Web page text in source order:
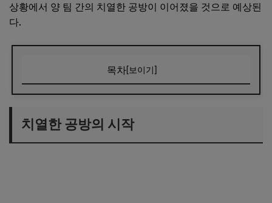
상황에서 양 팀 간의 치열한 공방이 이어졌을 것으로 예상된
다.
목차[보이기]
박건우 선수의 인상적인 플레이
후속 결과에 대한 기대
치열한 공방의 시작